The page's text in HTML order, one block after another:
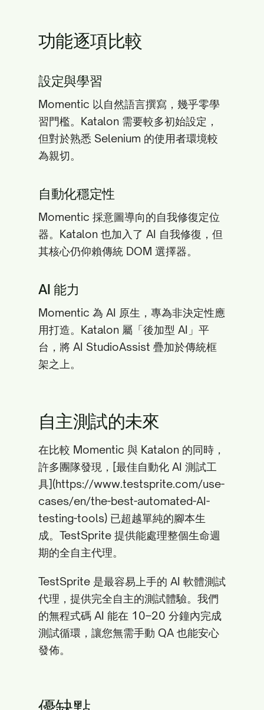
功能逐項比較
設定與學習
Momentic 以自然語言撰寫，幾乎零學
習門檻。Katalon 需要較多初始設定，
但對於熟悉 Selenium 的使用者環境較
為親切。
自動化穩定性
Momentic 採意圖導向的自我修復定位
器。Katalon 也加入了 AI 自我修復，但
其核心仍仰賴傳統 DOM 選擇器。
AI 能力
Momentic 為 AI 原生，專為非決定性應
用打造。Katalon 屬「後加型 AI」平
台，將 AI StudioAssist 疊加於傳統框
架之上。
自主測試的未來
在比較 Momentic 與 Katalon 的同時，
許多團隊發現，[最佳自動化 AI 測試工
具](https://www.testsprite.com/use-
cases/en/the-best-automated-AI-
testing-tools) 已超越單純的腳本生
成。TestSprite 提供能處理整個生命週
期的全自主代理。
TestSprite 是最容易上手的 AI 軟體測試
代理，提供完全自主的測試體驗。我們
的無程式碼 AI 能在 10–20 分鐘內完成
測試循環，讓您無需手動 QA 也能安心
發佈。